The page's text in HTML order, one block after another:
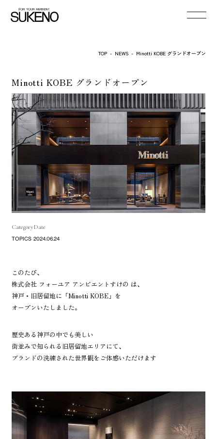
TOP - NEWS - Minotti KOBE グランドオープン
Minotti KOBE グランドオープン
Category
TOPICS
Date
2024.06.24
このたび、
株式会社 フォーユア アンビエントすけの は、
神戸・旧居留地に「Minotti KOBE」を
オープンいたしました。
歴史ある神戸の中でも美しい
街並みで知られる旧居留地エリアにて、
ブランドの洗練された世界観をご体感いただけます